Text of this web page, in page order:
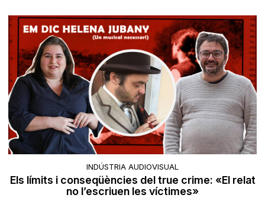
INDÚSTRIA AUDIOVISUAL
Els límits i conseqüències del true crime: «El relat
no l’escriuen les víctimes»